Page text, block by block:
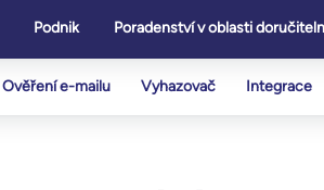
Podnik Poradenství v oblasti
Ověření e-mailu Vyhazovač Integrace